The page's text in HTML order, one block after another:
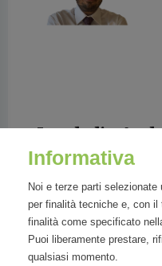
Laudadio
Head of TIM
Classe 1977, laureato in
Informativa
Noi e terze parti
per finalità tecniche e, con
finalità come specificato
Puoi liberamente prestare,
qualsiasi momento.